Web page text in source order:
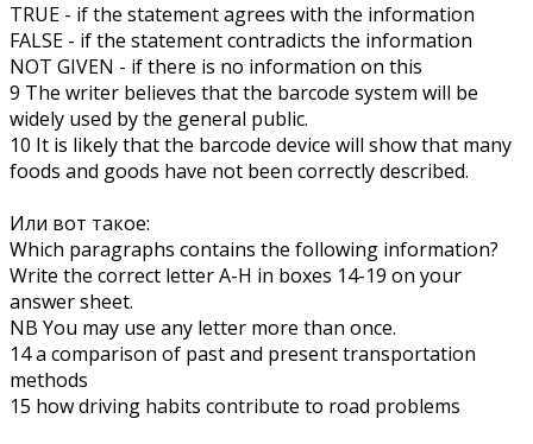
TRUE - if the statement agrees with the information
FALSE - if the statement contradicts the information
NOT GIVEN - if there is no information on this
9 The writer believes that the barcode system will be
widely used by the general public.
10 It is likely that the barcode device will show that many
foods and goods have not been correctly described.
Или вот такое:
Which paragraphs contains the following information?
Write the correct letter A-H in boxes 14-19 on your
answer sheet.
NB You may use any letter more than once.
14 a comparison of past and present transportation
methods
15 how driving habits contribute to road problems